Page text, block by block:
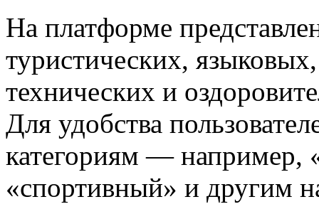
На платформе
туристических,
технических и
Для удобства
категориям — например,
«спортивный» и другим